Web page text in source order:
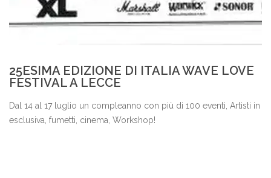
25ESIMA EDIZIONE DI ITALIA WAVE LOVE
FESTIVAL A LECCE
Dal 14 al 17 luglio un compleanno con più di 100 eventi, Artisti in
esclusiva, fumetti, cinema, Workshop!